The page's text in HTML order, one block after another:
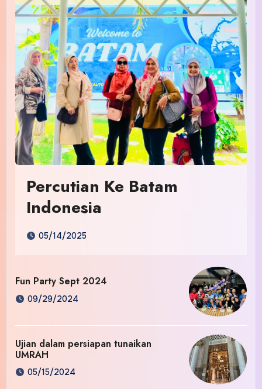
Percutian Ke Batam
Indonesia
05/14/2025
Fun Party Sept 2024
09/29/2024
Ujian dalam persiapan tunaikan
UMRAH
05/15/2024